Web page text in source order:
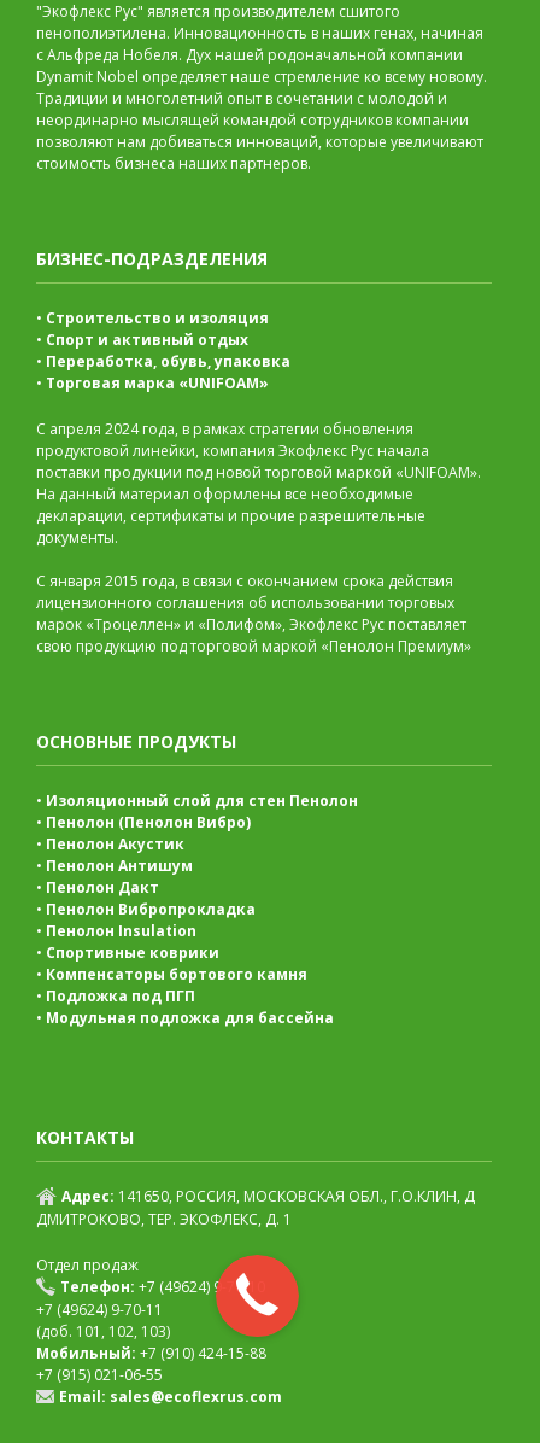
"Экофлекс Рус" является производителем сшитого
пенополиэтилена. Инновационность в наших генах, начиная
с Альфреда Нобеля. Дух нашей родоначальной компании
Dynamit Nobel определяет наше стремление ко всему новому.
Традиции и многолетний опыт в сочетании с молодой и
неординарно мыслящей командой сотрудников компании
позволяют нам добиваться инноваций, которые увеличивают
стоимость бизнеса наших партнеров.
БИЗНЕС-ПОДРАЗДЕЛЕНИЯ
• Строительство и изоляция
• Спорт и активный отдых
• Переработка, обувь, упаковка
• Торговая марка «UNIFOAM»
С апреля 2024 года, в рамках стратегии обновления
продуктовой линейки, компания Экофлекс Рус начала
поставки продукции под новой торговой маркой «UNIFOAM».
На данный материал оформлены все необходимые
декларации, сертификаты и прочие разрешительные
документы.
С января 2015 года, в связи с окончанием срока действия
лицензионного соглашения об использовании торговых
марок «Троцеллен» и «Полифом», Экофлекс Рус поставляет
свою продукцию под торговой маркой «Пенолон Премиум»
ОСНОВНЫЕ ПРОДУКТЫ
• Изоляционный слой для стен Пенолон
• Пенолон (Пенолон Вибро)
• Пенолон Акустик
• Пенолон Антишум
• Пенолон Дакт
• Пенолон Вибропрокладка
• Пенолон Insulation
• Спортивные коврики
• Компенсаторы бортового камня
• Подложка под ПГП
• Модульная подложка для бассейна
КОНТАКТЫ
Адрес: 141650, РОССИЯ, МОСКОВСКАЯ ОБЛ., Г.О.КЛИН, Д
ДМИТРОКОВО, ТЕР. ЭКОФЛЕКС, Д. 1
Отдел продаж
Телефон: +7 (49624) 9-70-10
+7 (49624) 9-70-11
(доб. 101, 102, 103)
Мобильный: +7 (910) 424-15-88
+7 (915) 021-06-55
Email: sales@ecoflexrus.com